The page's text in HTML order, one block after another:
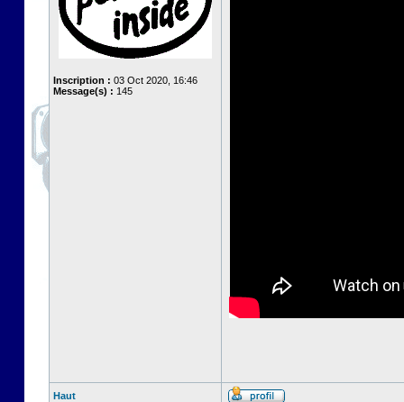
Inscription : 03 Oct 2020, 16:46
Message(s) : 145
Haut